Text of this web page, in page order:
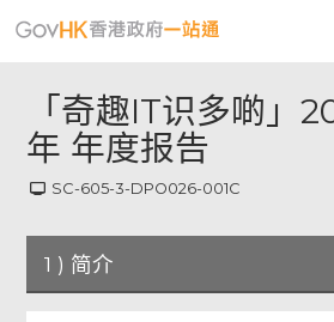
「奇趣IT识多啲」
年 年度报告
SC-605-3-DPO026-001C
1 ) 简介